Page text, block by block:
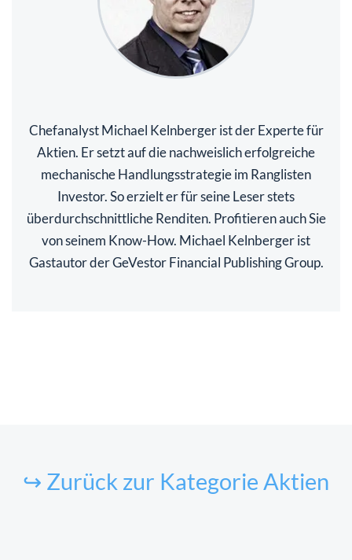
Chefanalyst Michael Kelnberger ist der Experte für
Aktien. Er setzt auf die nachweislich erfolgreiche
mechanische Handlungsstrategie im Ranglisten
Investor. So erzielt er für seine Leser stets
überdurchschnittliche Renditen. Profitieren auch Sie
von seinem Know-How. Michael Kelnberger ist
Gastautor der GeVestor Financial Publishing Group.
↪ Zurück zur Kategorie Aktien